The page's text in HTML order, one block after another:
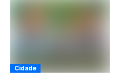
Cidade